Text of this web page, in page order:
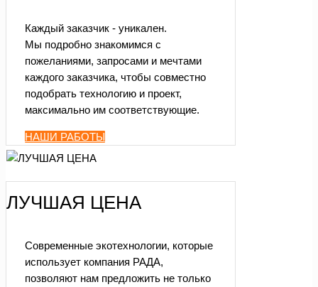
Каждый заказчик - уникален.
Мы подробно знакомимся с
пожеланиями, запросами и мечтами
каждого заказчика, чтобы совместно
подобрать технологию и проект,
максимально им соответствующие.
НАШИ РАБОТЫ
ЛУЧШАЯ ЦЕНА
Современные экотехнологии, которые
использует компания РАДА,
позволяют нам предложить не только